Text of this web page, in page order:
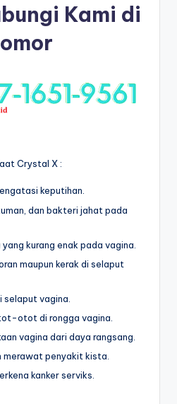
Kami di
Crystal X :
keputihan.
dan bakteri jahat pada
kurang enak pada vagina.
maupun kerak di selaput
vagina.
otot di rongga vagina.
vagina dari daya rangsang.
merawat penyakit kista.
kanker serviks.